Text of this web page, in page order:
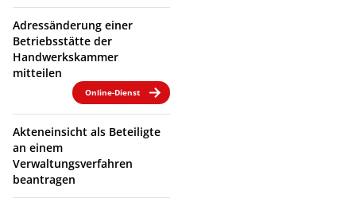
Adressänderung einer
Betriebsstätte der
Handwerkskammer
mitteilen
Online-Dienst
Akteneinsicht als Beteiligte
an einem
Verwaltungsverfahren
beantragen